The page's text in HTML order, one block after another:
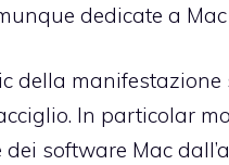
dedicate a Mac
della
In particolar
dei software Mac